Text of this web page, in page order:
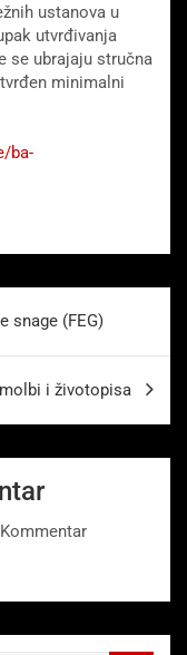
ustanova u
utvrđivanja
se ubrajaju stručna
minimalni
ba-
snage (FEG)
i životopisa